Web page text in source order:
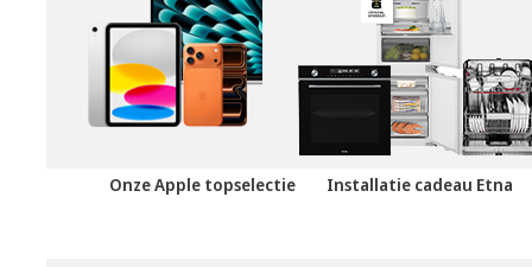
Onze Apple topselectie Installatie cadeau Etna